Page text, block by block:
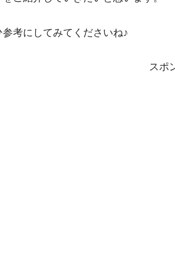
参考にしてみてくださいね♪
スポ